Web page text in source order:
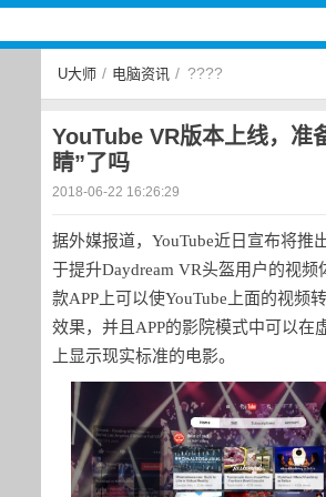
U大师 / 电脑资讯 / ????
YouTube VR版本上线，准
睛”了吗
2018-06-22 16:26:29
据外媒报道，YouTube近日宣布将推
于提升Daydream VR头盔用户的视频
款APP上可以使YouTube上面的视频
效果，并且APP的影院模式中可以在
上显示现实标准的电影。